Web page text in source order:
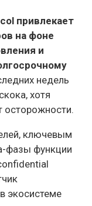
привлекает
на фоне
и
недель
хотя
осторожности.
ключевым
фазы функции
экосистеме